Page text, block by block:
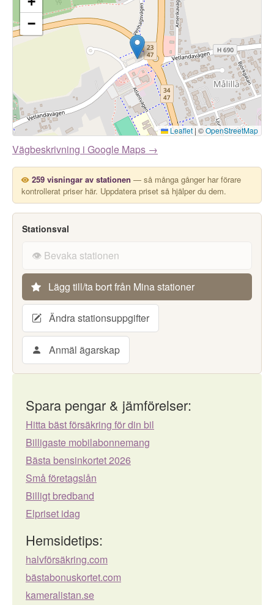
−
Leaflet | ©OpenStreetMap
Vägbeskrivning i Google Maps →
259 visningar av stationen — så många gånger har förare
kontrollerat priser här. Uppdatera priset så hjälper du dem.
Stationsval
👁️ Bevaka stationen
Lägg till/ta bort från Mina stationer
Ändra stationsuppgifter
Anmäl ägarskap
Spara pengar & jämförelser:
Hitta bäst försäkring för din bil
Billigaste mobilabonnemang
Bästa bensinkortet 2026
Små företagslån
Billigt bredband
Elpriset idag
Hemsidetips:
halvförsäkring.com
bästabonuskortet.com
kameralistan.se